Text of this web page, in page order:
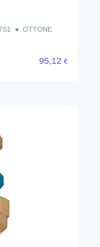
● OTTONE
95,12 €